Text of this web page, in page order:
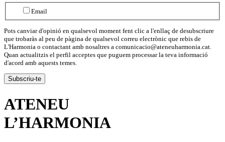
Email
Pots canviar d'opinió en qualsevol moment fent clic a l'enllaç de desubscriure
que trobaràs al peu de pàgina de qualsevol correu electrònic que rebis de
L'Harmonia o contactant amb nosaltres a comunicacio@ateneuharmonia.cat.
Quan actualitzis el perfil acceptes que puguem processar la teva informació
d'acord amb aquests temes.
ATENEU
L’HARMONIA